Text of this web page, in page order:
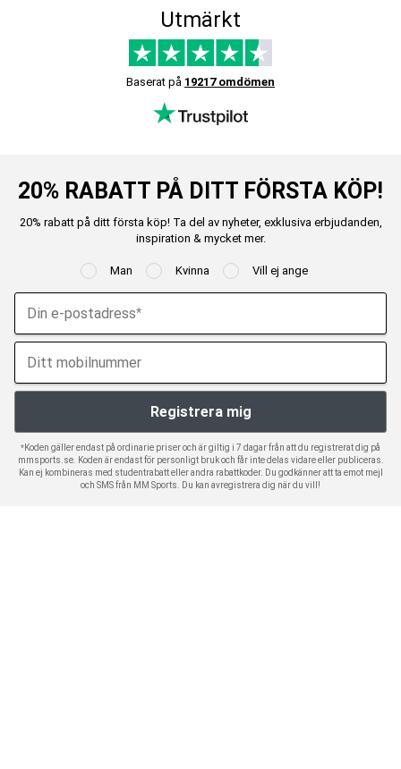
Utmärkt
Baserat på 19217 omdömen
20% RABATT PÅ DITT FÖRSTA KÖP!
20% rabatt på ditt första köp! Ta del av nyheter, exklusiva erbjudanden,
inspiration & mycket mer.
Man Kvinna Vill ej ange
*Koden gäller endast på ordinarie priser och är giltig i 7 dagar från att du registrerat dig på
mmsports.se. Koden är endast för personligt bruk och får inte delas vidare eller publiceras.
Kan ej kombineras med studentrabatt eller andra rabattkoder. Du godkänner att ta emot mejl
och SMS från MM Sports. Du kan avregistrera dig när du vill!